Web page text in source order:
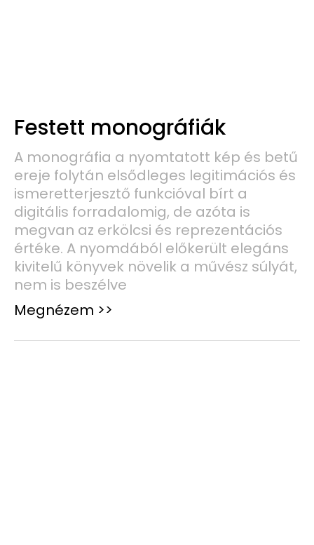
Festett monográfiák
A monográfia a nyomtatott kép és betű
ereje folytán elsődleges legitimációs és
ismeretterjesztő funkcióval bírt a
digitális forradalomig, de azóta is
megvan az erkölcsi és reprezentációs
értéke. A nyomdából előkerült elegáns
kivitelű könyvek növelik a művész súlyát,
nem is beszélve
Megnézem >>